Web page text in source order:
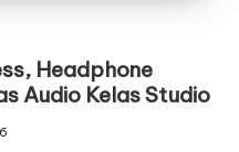
Headphone
Audio Kelas Studio